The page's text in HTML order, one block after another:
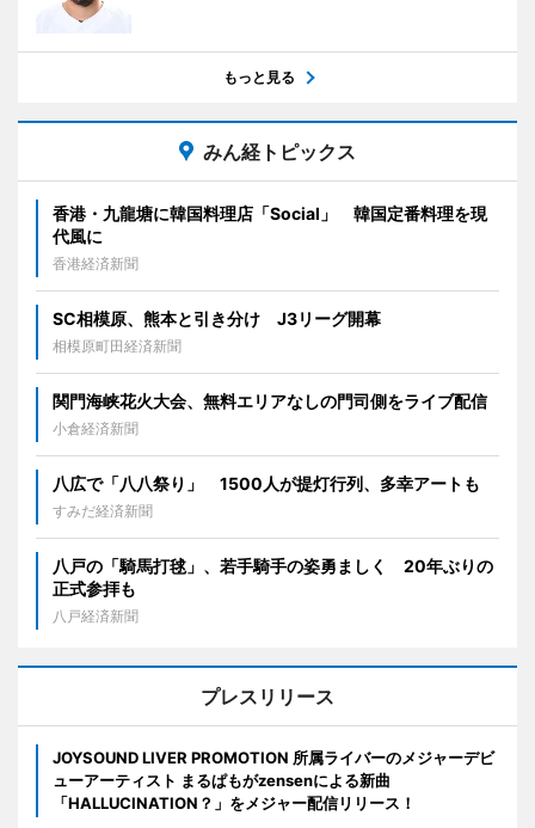
もっと見る
みん経トピックス
香港・九龍塘に韓国料理店「Social」 韓国定番料理を現
代風に
香港経済新聞
SC相模原、熊本と引き分け J3リーグ開幕
相模原町田経済新聞
関門海峡花火大会、無料エリアなしの門司側をライブ配信
小倉経済新聞
八広で「八八祭り」 1500人が提灯行列、多幸アートも
すみだ経済新聞
八戸の「騎馬打毬」、若手騎手の姿勇ましく 20年ぶりの
正式参拝も
八戸経済新聞
プレスリリース
JOYSOUND LIVER PROMOTION 所属ライバーのメジャーデビ
ューアーティスト まるぱもがzensenによる新曲
「HALLUCINATION？」をメジャー配信リリース！